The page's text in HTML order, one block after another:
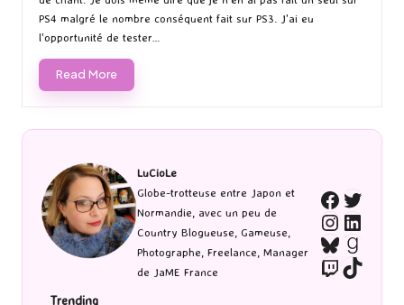
PS4 malgré le nombre conséquent fait sur PS3. J'ai eu
l'opportunité de tester…
Read More
LuCioLe
Globe-trotteuse entre Japon et
Normandie, avec un peu de
Country Blogueuse, Gameuse,
Photographe, Freelance, Manager
de JaME France
Bluesky
TwitchTikTok
Trending